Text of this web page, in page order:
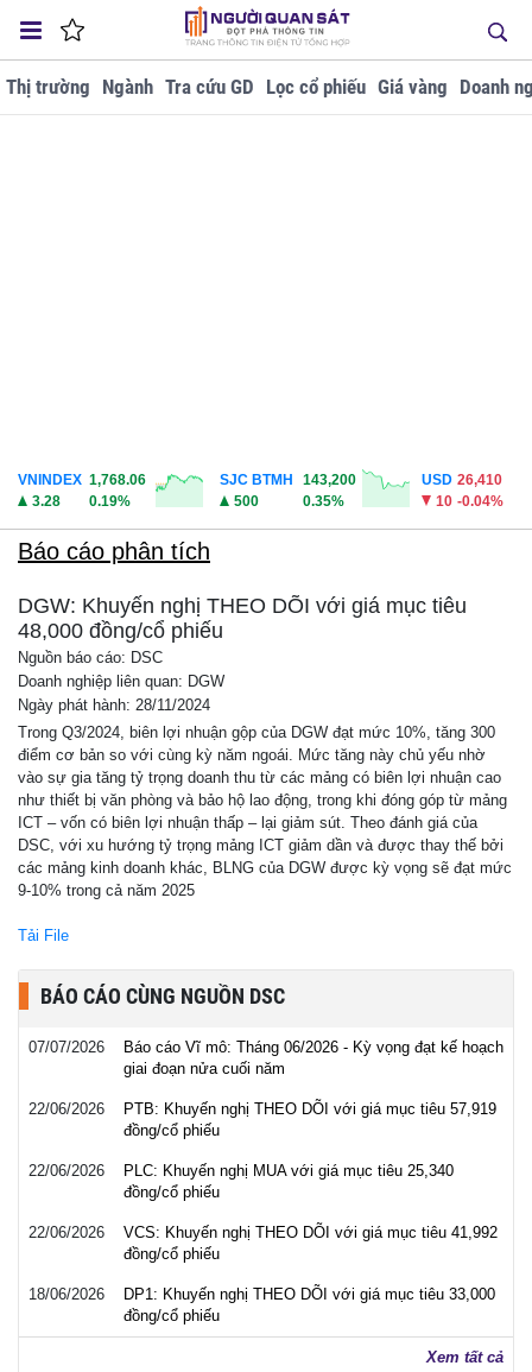
Thị trường Ngành Tra cứu GD Lọc cổ phiếu Giá vàng Doanh
VNINDEX 1,768.06
3.28
0.19%
SJC BTMH
143,200
500
0.35%
USD 26,410
10 -0.04%
Báo cáo phân tích
DGW: Khuyến nghị THEO DÕI với giá mục tiêu
48,000 đồng/cổ phiếu
Nguồn báo cáo: DSC
Doanh nghiệp liên quan: DGW
Ngày phát hành: 28/11/2024
Trong Q3/2024, biên lợi nhuận gộp của DGW đạt mức 10%, tăng 300
điểm cơ bản so với cùng kỳ năm ngoái. Mức tăng này chủ yếu nhờ
vào sự gia tăng tỷ trọng doanh thu từ các mảng có biên lợi nhuận cao
như thiết bị văn phòng và bảo hộ lao động, trong khi đóng góp từ mảng
ICT – vốn có biên lợi nhuận thấp – lại giảm sút. Theo đánh giá của
DSC, với xu hướng tỷ trọng mảng ICT giảm dần và được thay thế bởi
các mảng kinh doanh khác, BLNG của DGW được kỳ vọng sẽ đạt mức
9-10% trong cả năm 2025
Tải File
BÁO CÁO CÙNG NGUỒN DSC
07/07/2026
Báo cáo Vĩ mô: Tháng 06/2026 - Kỳ vọng đạt kế hoạch
giai đoạn nửa cuối năm
22/06/2026
PTB: Khuyến nghị THEO DÕI với giá mục tiêu 57,919
đồng/cổ phiếu
22/06/2026
PLC: Khuyến nghị MUA với giá mục tiêu 25,340
đồng/cổ phiếu
22/06/2026
VCS: Khuyến nghị THEO DÕI với giá mục tiêu 41,992
đồng/cổ phiếu
18/06/2026
DP1: Khuyến nghị THEO DÕI với giá mục tiêu 33,000
đồng/cổ phiếu
Xem tất cả